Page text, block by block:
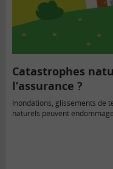
Catastrophes
l’assurance ?
Inondations, glissements de
naturels peuvent